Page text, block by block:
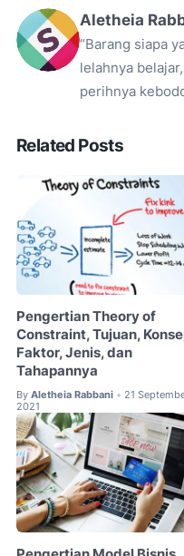
Aletheia
“Barang siapa
lelahnya
perihnya
Related Posts
Pengertian Theory of
Constraint, Tujuan,
Faktor, Jenis, dan
Tahapannya
By Aletheia Rabbani • 21
2021